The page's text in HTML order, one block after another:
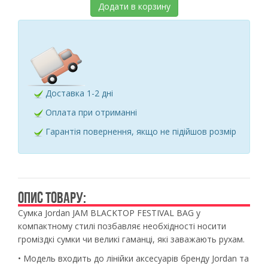
Додати в корзину
Доставка 1-2 дні
Оплата при отриманні
Гарантія повернення, якщо не підійшов розмір
ОПИС ТОВАРУ:
Сумка Jordan JAM BLACKTOP FESTIVAL BAG у
компактному стилі позбавляє необхідності носити
громіздкі сумки чи великі гаманці, які заважають рухам.
• Модель входить до лінійки аксесуарів бренду Jordan та